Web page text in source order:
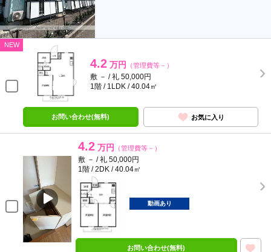
NEW
4.2 万円 （管理費等－）
敷 － / 礼 50,000円
1階 / 1LDK / 40.04㎡
お問い合わせ(無料) お気に入り
4.2 万円 （管理費等－）
敷 － / 礼 50,000円
1階 / 2DK / 40.04㎡
動画あり
お問い合わせ(無料)